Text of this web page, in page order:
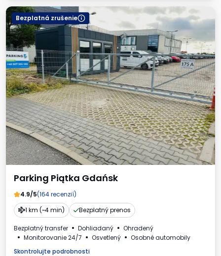
Bezplatná zrušenie
Parking Piątka Gdańsk
4.9/5(164 recenzií)
1 km (~4 min)
Bezplatný prenos
Bezplatný transfer Dohliadaný
Ohradený
Monitorovanie 24/7
Osvetlený
Osobné automobily
Skontrolujte podrobnosti